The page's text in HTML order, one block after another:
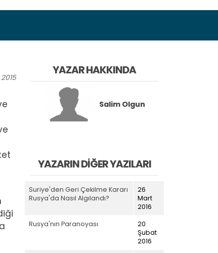
2015
YAZAR HAKKINDA
Salim Olgun
YAZARIN DIĞER YAZILARI
Suriye'den Geri Çekilme Kararı
Rusya'da Nasıl Algılandı?
26
Mart
2016
Rusya'nın Paranoyası
20
Şubat
2016